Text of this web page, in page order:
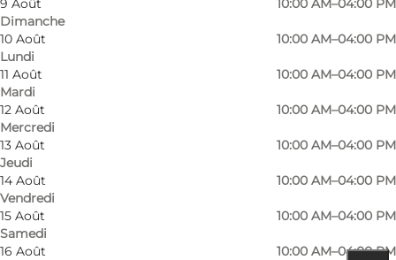
9 Août
Dimanche
10:00 AM–04:00 PM
10 Août
Lundi
10:00 AM–04:00 PM
11 Août
Mardi
10:00 AM–04:00 PM
12 Août
Mercredi
10:00 AM–04:00 PM
13 Août
Jeudi
10:00 AM–04:00 PM
14 Août
Vendredi
10:00 AM–04:00 PM
15 Août
Samedi
10:00 AM–04:00 PM
16 Août
10:00 AM–04:00 PM
En savoir plus